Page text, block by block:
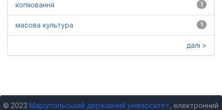
1
копіювання
1
масова культура
далі >
© 2023 Маріупольський державний університет , електронний